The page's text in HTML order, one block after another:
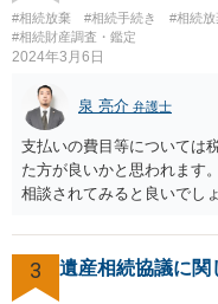
望に関する申出書」と共に
いた方が良い事と書かない
立ての趣旨」のところに書
ば、まずそれを書くとよい
なぜ調停を申し立てたのか
決裂した、など)や亡くな
きさつなどが書かれている
うと感じるところは、どの
の他、お姉さんの申立書に
(例えば、○○のときにお姉さ
った等)、それも書くとよ
産分割に関係ない(と思われ
#相続放棄 #相続手続き #相続放
#相続財産調査・鑑定
2024年3月6日
泉 亮介 弁護士
支払いの費目等については
た方が良いかと思われます
相談されてみると良いでしょ
3 遺産相続協議に関